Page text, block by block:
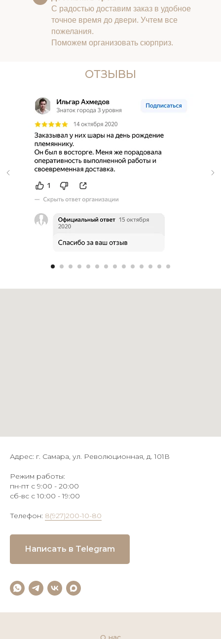
С радостью доставим заказ в удобное
точное время до двери. Учтем все
пожелания.
Поможем организовать сюрприз.
ОТЗЫВЫ
Адрес: г. Самара, ул. Революционная, д. 101В
Режим работы:
пн-пт с 9:00 - 20:00
сб-вс с 10:00 - 19:00
Телефон: 8(927)200-10-80
Написать в Telegram